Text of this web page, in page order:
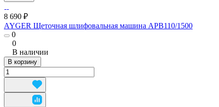
8 690 ₽
AYGER Щеточная шлифовальная машина APB110/1500
0
0
В наличии
В корзину